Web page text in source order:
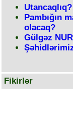
Pambığın
olacaq?
Gülgəz
Fikirlər